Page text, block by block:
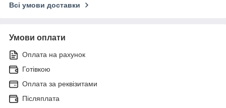
Всі умови доставки
Умови оплати
Оплата на рахунок
Готівкою
Оплата за реквізитами
Післяплата